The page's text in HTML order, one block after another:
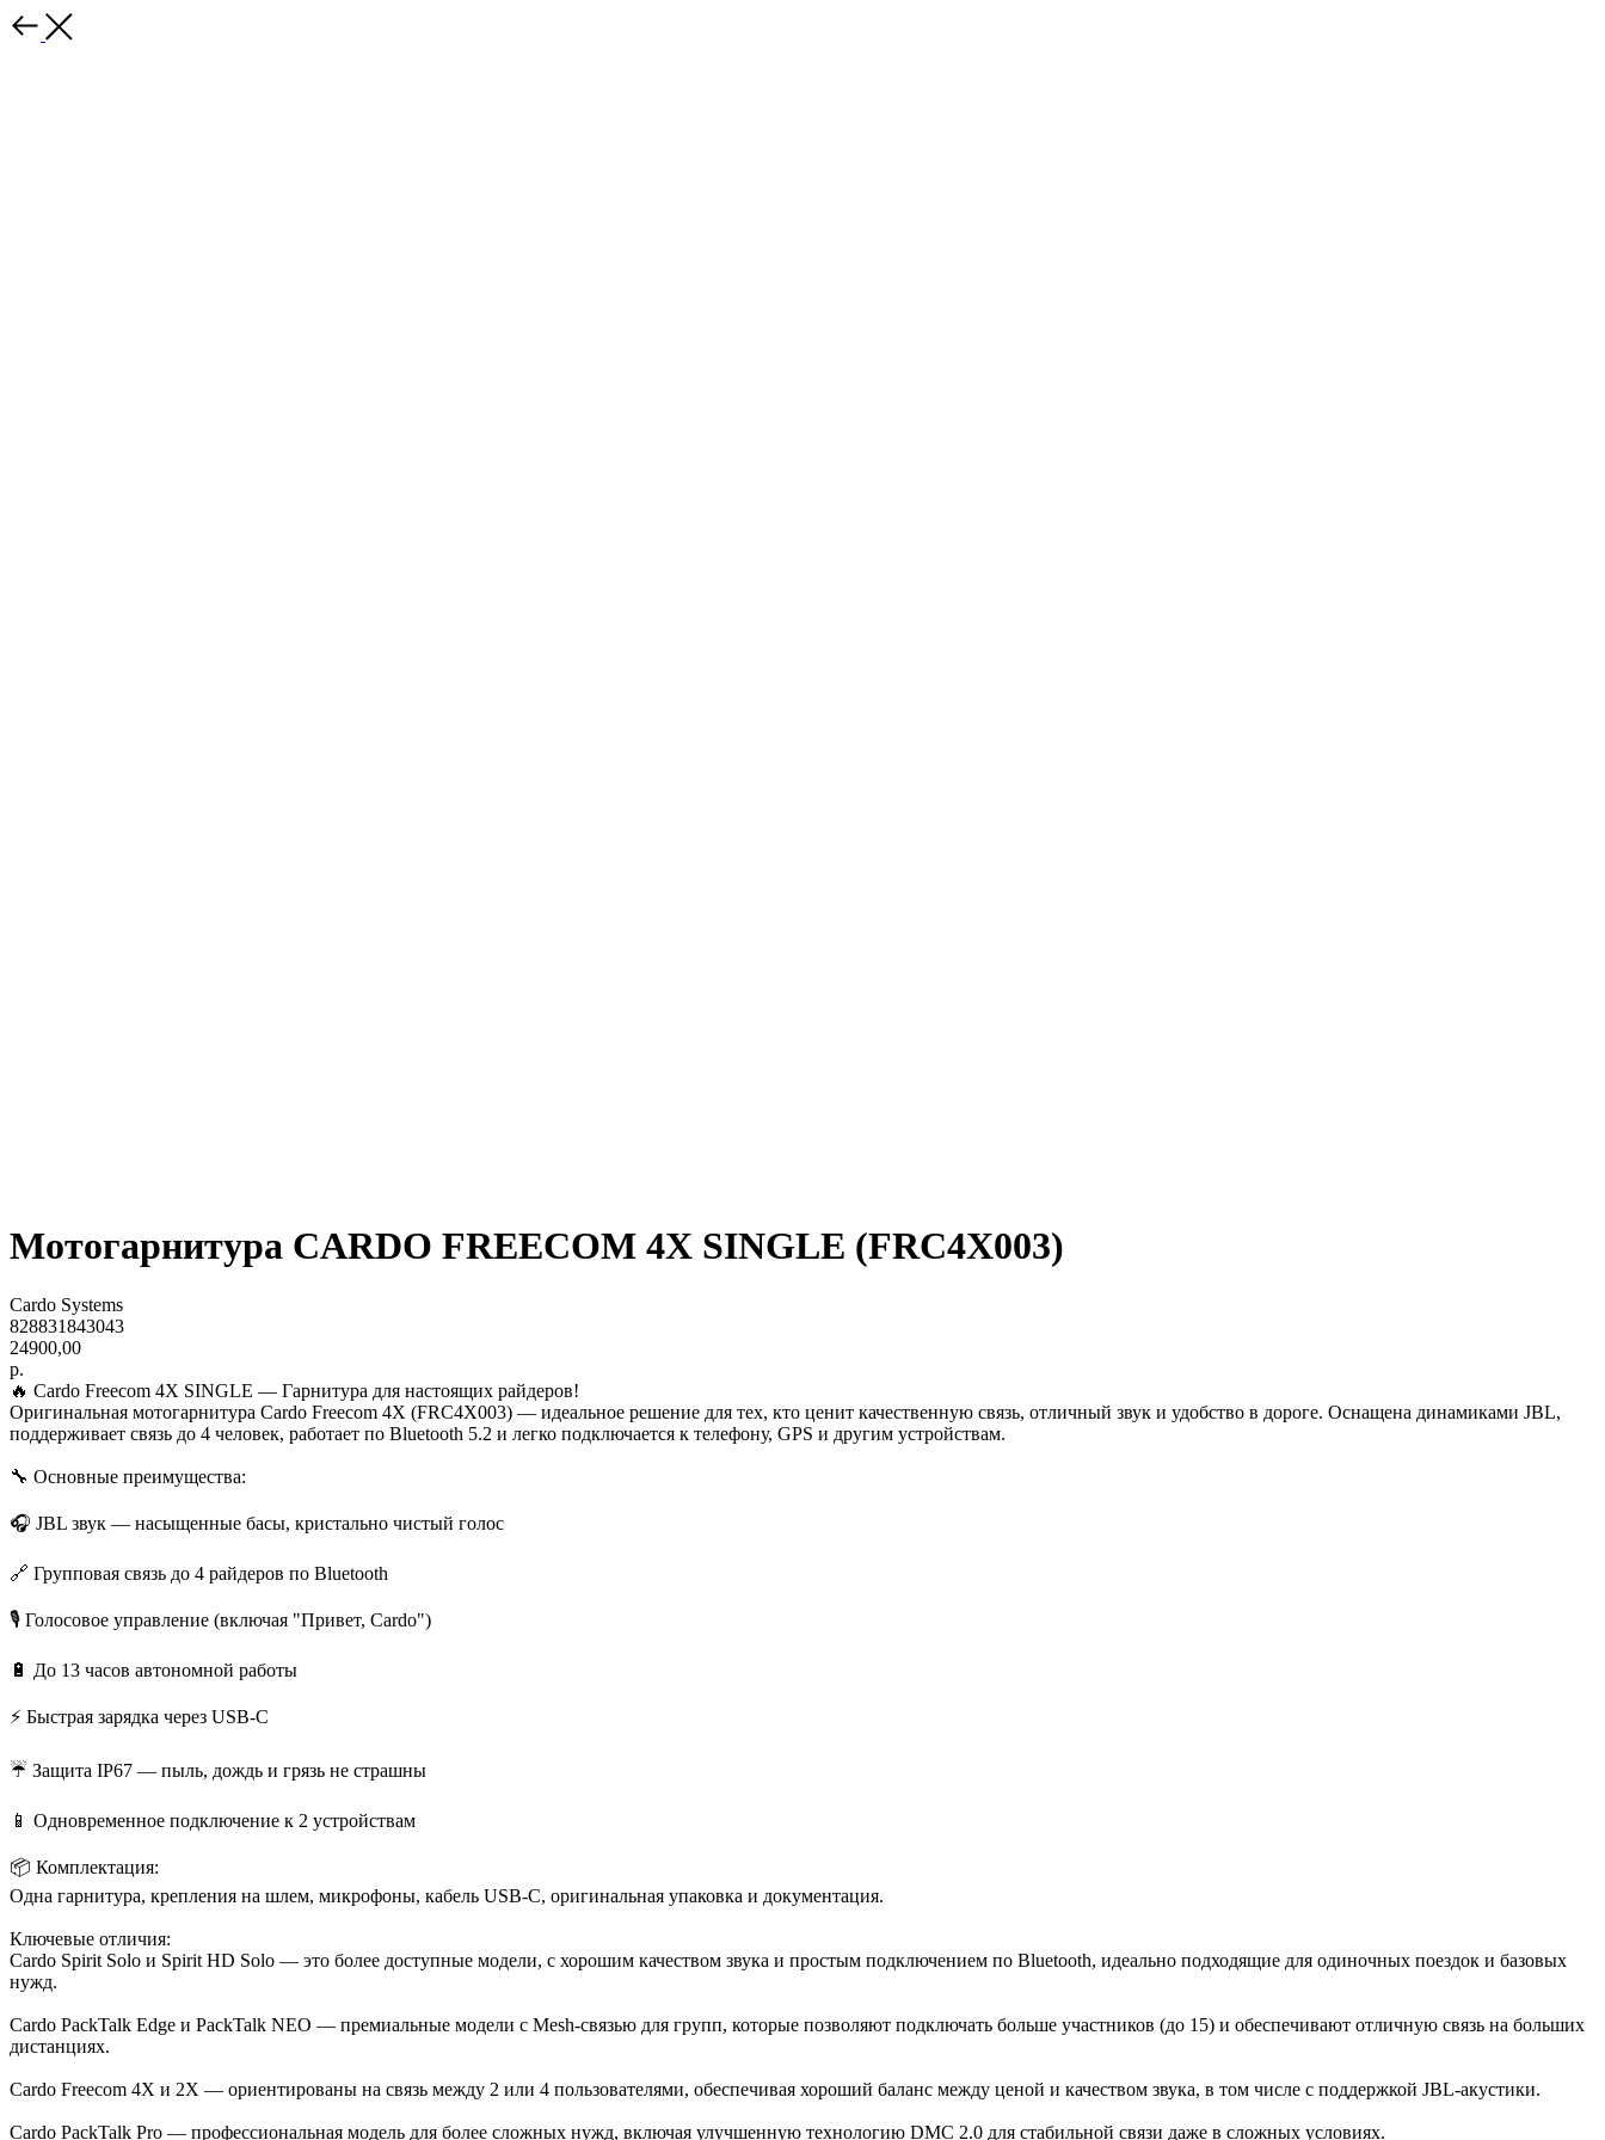
Мотогарнитура СARDO FREECOM 4X SINGLE (FRC4X003)
Cardo Systems
828831843043
24900,00
р.
🔥 Cardo Freecom 4X SINGLE — Гарнитура для настоящих райдеров!
Оригинальная мотогарнитура Cardo Freecom 4X (FRC4X003) — идеальное решение для тех, кто ценит качественную связь, отличный звук и удобство в дороге. Оснащена динамиками JBL,
поддерживает связь до 4 человек, работает по Bluetooth 5.2 и легко подключается к телефону, GPS и другим устройствам.
🔧 Основные преимущества:
🎧 JBL звук — насыщенные басы, кристально чистый голос
🔗 Групповая связь до 4 райдеров по Bluetooth
🎙️ Голосовое управление (включая "Привет, Cardo")
🔋 До 13 часов автономной работы
⚡ Быстрая зарядка через USB-C
☔ Защита IP67 — пыль, дождь и грязь не страшны
📱 Одновременное подключение к 2 устройствам
📦 Комплектация:
Одна гарнитура, крепления на шлем, микрофоны, кабель USB-C, оригинальная упаковка и документация.
Ключевые отличия:
Cardo Spirit Solo и Spirit HD Solo — это более доступные модели, с хорошим качеством звука и простым подключением по Bluetooth, идеально подходящие для одиночных поездок и базовых
нужд.
Cardo PackTalk Edge и PackTalk NEO — премиальные модели с Mesh-связью для групп, которые позволяют подключать больше участников (до 15) и обеспечивают отличную связь на больших
дистанциях.
Cardo Freecom 4X и 2X — ориентированы на связь между 2 или 4 пользователями, обеспечивая хороший баланс между ценой и качеством звука, в том числе с поддержкой JBL-акустики.
Cardo PackTalk Pro — профессиональная модель для более сложных нужд, включая улучшенную технологию DMC 2.0 для стабильной связи даже в сложных условиях.